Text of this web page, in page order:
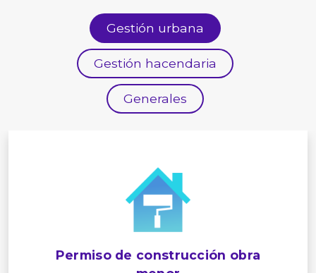
Gestión urbana
Gestión hacendaria
Generales
Permiso de construcción obra